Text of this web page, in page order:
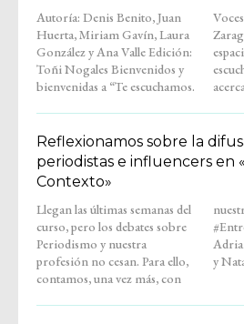
Autoría: Denis Benito, Juan
Huerta, Miriam Gavín, Laura
González y Ana Valle Edición:
Toñi Nogales Bienvenidos y
bienvenidas a “Te escuchamos.
Voces de quienes llegaron a
Zaragoza para quedarse”. Un
espacio tranquilo, hecho para
escuchar sin prisas y
Reflexionamos sobre la
periodistas e influencers en
Contexto»
Llegan las últimas semanas del
curso, pero los debates sobre
Periodismo y nuestra
profesión no cesan. Para ello,
contamos, una vez más, con
nuestro propio podcast de
#Entremedios. Laura Jiménez,
Adriana Pérez, Gisela de Mur
y